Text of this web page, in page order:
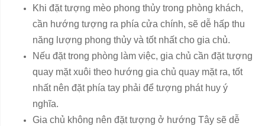
Khi đặt tượng mèo phong thủy trong phòng khách,
cần hướng tượng ra phía cửa chính, sẽ dễ hấp thu
năng lượng phong thủy và tốt nhất cho gia chủ.
Nếu đặt trong phòng làm việc, gia chủ cần đặt tượng
quay mặt xuôi theo hướng gia chủ quay mặt ra, tốt
nhất nên đặt phía tay phải để tượng phát huy ý
nghĩa.
Gia chủ không nên đặt tượng ở hướng Tây sẽ dễ